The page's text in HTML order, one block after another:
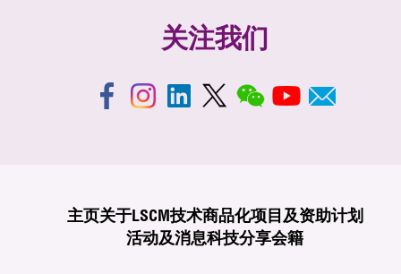
关注我们
主页关于LSCM技术商品化项目及资助计划
活动及消息科技分享会籍